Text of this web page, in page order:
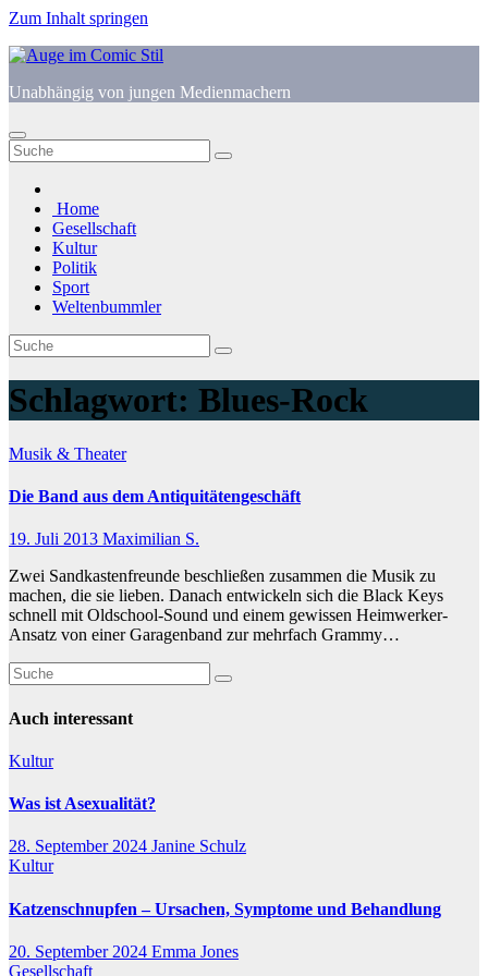
Zum Inhalt springen
Unabhängig von jungen Medienmachern
Home
Gesellschaft
Kultur
Politik
Sport
Weltenbummler
Schlagwort: Blues-Rock
Musik & Theater
Die Band aus dem Antiquitätengeschäft
19. Juli 2013 Maximilian S.
Zwei Sandkastenfreunde beschließen zusammen die Musik zu
machen, die sie lieben. Danach entwickeln sich die Black Keys
schnell mit Oldschool-Sound und einem gewissen Heimwerker-
Ansatz von einer Garagenband zur mehrfach Grammy…
Auch interessant
Kultur
Was ist Asexualität?
28. September 2024 Janine Schulz
Kultur
Katzenschnupfen – Ursachen, Symptome und Behandlung
20. September 2024 Emma Jones
Gesellschaft